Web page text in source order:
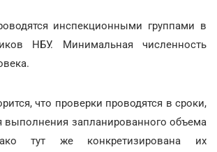
инспекционными группами в
НБУ. Минимальная численность
что проверки проводятся в сроки,
выполнения запланированного объема
тут же конкретизирована их